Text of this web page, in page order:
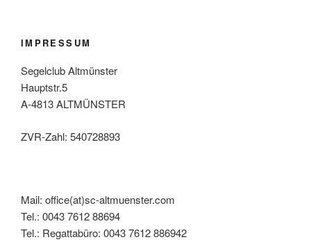
IMPRESSUM
Segelclub Altmünster
Hauptstr.5
A-4813 ALTMÜNSTER
ZVR-Zahl: 540728893
Mail: office(at)sc-altmuenster.com
Tel.: 0043 7612 88694
Tel.: Regattabüro: 0043 7612 886942